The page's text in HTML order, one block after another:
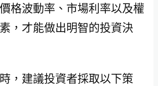
格波動率、市場利率以及權
，才能做出明智的投資決
，建議投資者採取以下策